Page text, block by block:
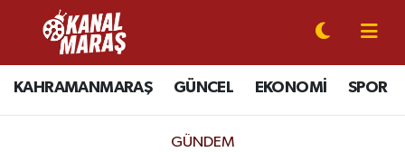
KAHRAMANMARAŞ GÜNCEL EKONOMİ SPOR
GÜNDEM
CANLI YAYIN
KAHRAMANMARAŞ
Kahramanmaraş Nöbetçi Eczaneler
Kahramanmaraş Hava Durumu